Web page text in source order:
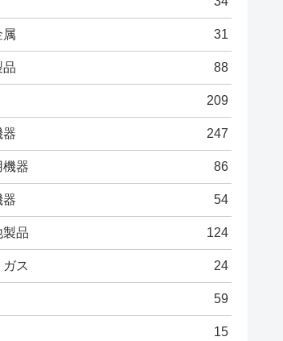
属 31
品 88
209
器 247
機器 86
器 54
製品 124
ガス 24
59
15